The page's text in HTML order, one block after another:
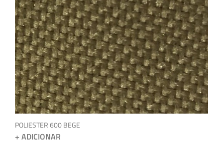
POLIESTER 600 BEGE
+ ADICIONAR